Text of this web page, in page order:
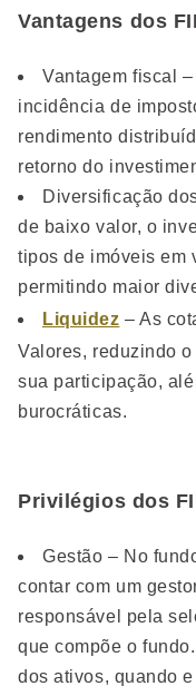
Vantagens dos
Vantagem fiscal
incidência de
rendimento
retorno do
Diversificação
de baixo valor, o
tipos de imóveis em
permitindo maior
Liquidez – As
Valores, reduzindo
sua participação,
burocráticas.
Privilégios dos
Gestão – No
contar com um
responsável pela
que compõe o
dos ativos, quando